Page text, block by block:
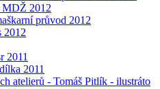
MDŽ 2012
průvod 2012
2012
2011
2011
atelierů - Tomáš Pitlík - ilustráto